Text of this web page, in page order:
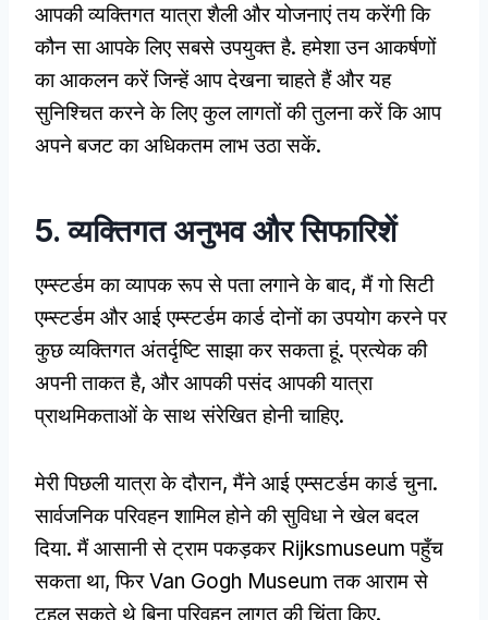
आपकी व्यक्तिगत यात्रा शैली और योजनाएं तय करेंगी कि
कौन सा आपके लिए सबसे उपयुक्त है. हमेशा उन आकर्षणों
का आकलन करें जिन्हें आप देखना चाहते हैं और यह
सुनिश्चित करने के लिए कुल लागतों की तुलना करें कि आप
अपने बजट का अधिकतम लाभ उठा सकें.
5. व्यक्तिगत अनुभव और सिफारिशें
एम्स्टर्डम का व्यापक रूप से पता लगाने के बाद, मैं गो सिटी
एम्स्टर्डम और आई एम्स्टर्डम कार्ड दोनों का उपयोग करने पर
कुछ व्यक्तिगत अंतर्दृष्टि साझा कर सकता हूं. प्रत्येक की
अपनी ताकत है, और आपकी पसंद आपकी यात्रा
प्राथमिकताओं के साथ संरेखित होनी चाहिए.
मेरी पिछली यात्रा के दौरान, मैंने आई एम्सटर्डम कार्ड चुना.
सार्वजनिक परिवहन शामिल होने की सुविधा ने खेल बदल
दिया. मैं आसानी से ट्राम पकड़कर Rijksmuseum पहुँच
सकता था, फिर Van Gogh Museum तक आराम से
टहल सकते थे बिना परिवहन लागत की चिंता किए.